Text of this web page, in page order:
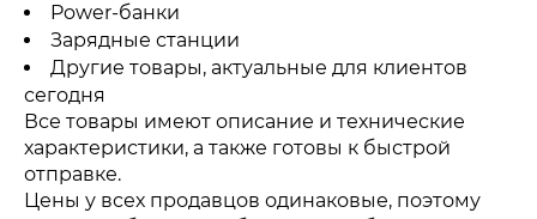
Power-банки
Зарядные станции
Другие товары, актуальные для клиентов
сегодня
Все товары имеют описание и технические
характеристики, а также готовы к быстрой
отправке.
Цены у всех продавцов одинаковые, поэтому